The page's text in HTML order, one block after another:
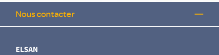
Nous contacter
ELSAN